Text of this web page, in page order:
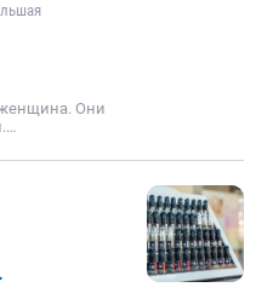
Они